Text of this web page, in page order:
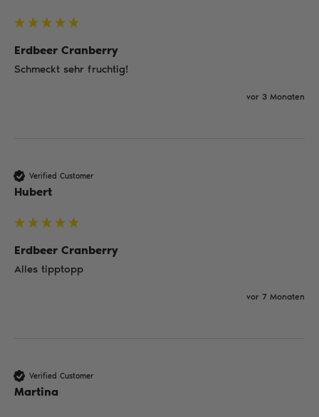
Erdbeer Cranberry
Schmeckt sehr fruchtig!
vor 3 Monaten
Verified Customer
Hubert
Erdbeer Cranberry
Alles tipptopp
vor 7 Monaten
Verified Customer
Martina